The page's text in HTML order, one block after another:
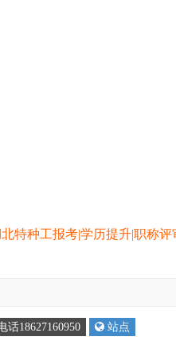
特种工报考|学历提升|职称评
18627160950 站点